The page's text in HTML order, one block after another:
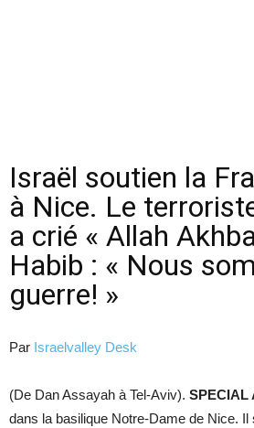
Israël soutien la
à Nice. Le
a crié « Allah
Habib : « Nous
guerre! »
Par Israelvalley Desk
(De Dan Assayah à Tel-Aviv). SPECIAL
dans la basilique Notre-Dame de Nice. Il